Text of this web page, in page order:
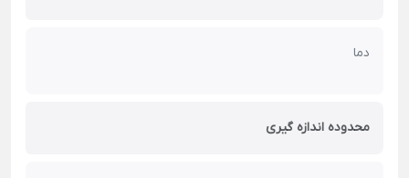
دما
محدوده اندازه گیری